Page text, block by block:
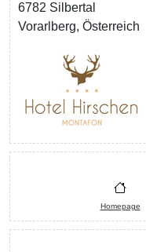
6782 Silbertal
Vorarlberg, Österreich
Homepage